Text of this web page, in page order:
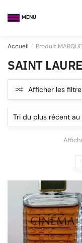
MENU
Accueil / Produit
SAINT
Afficher les